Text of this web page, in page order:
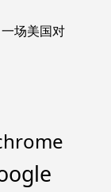
场美国对